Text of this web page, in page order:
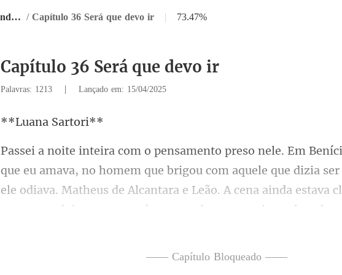
O Juiz Herdeiro - Redescobrindo o Amor / Capítulo 36 Será que devo ir | 73.47%
Capítulo 36 Será que devo ir
Palavras: 1213 | Lançado em: 15/04/2025
na Sa
aquele que dizia
ele odiava. Matheus de Alcantara e Leão. A cena ainda estava
—— Capítulo Bloqueado ——